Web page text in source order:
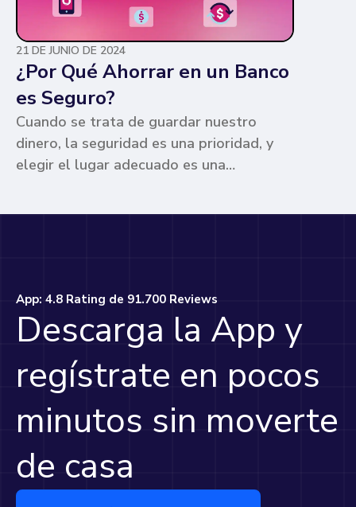
21 DE JUNIO DE 2024
¿Por Qué Ahorrar en un Banco
es Seguro?
Cuando se trata de guardar nuestro
dinero, la seguridad es una prioridad, y
elegir el lugar adecuado es una
App: 4.8 Rating de 91.700 Reviews
Descarga la App y
regístrate en pocos
minutos sin moverte
de casa